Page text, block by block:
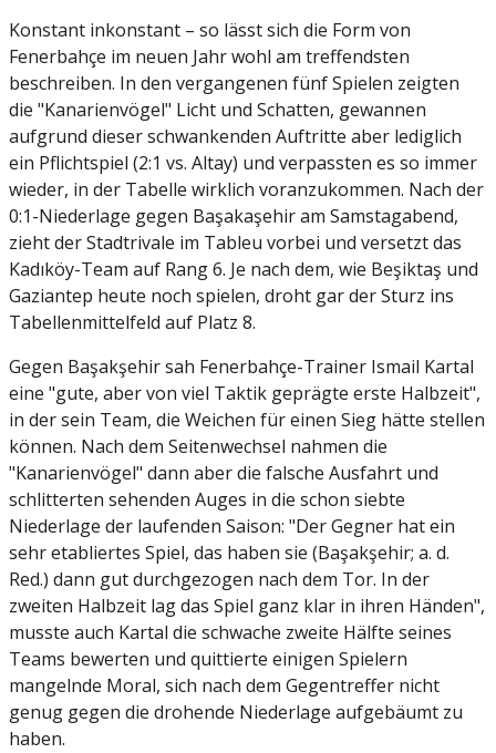
Konstant inkonstant – so lässt sich die Form von
Fenerbahçe im neuen Jahr wohl am treffendsten
beschreiben. In den vergangenen fünf Spielen zeigten
die "Kanarienvögel" Licht und Schatten, gewannen
aufgrund dieser schwankenden Auftritte aber lediglich
ein Pflichtspiel (2:1 vs. Altay) und verpassten es so immer
wieder, in der Tabelle wirklich voranzukommen. Nach der
0:1-Niederlage gegen Başakaşehir am Samstagabend,
zieht der Stadtrivale im Tableu vorbei und versetzt das
Kadıköy-Team auf Rang 6. Je nach dem, wie Beşiktaş und
Gaziantep heute noch spielen, droht gar der Sturz ins
Tabellenmittelfeld auf Platz 8.
Gegen Başakşehir sah Fenerbahçe-Trainer Ismail Kartal
eine "gute, aber von viel Taktik geprägte erste Halbzeit",
in der sein Team, die Weichen für einen Sieg hätte stellen
können. Nach dem Seitenwechsel nahmen die
"Kanarienvögel" dann aber die falsche Ausfahrt und
schlitterten sehenden Auges in die schon siebte
Niederlage der laufenden Saison: "Der Gegner hat ein
sehr etabliertes Spiel, das haben sie (Başakşehir; a. d.
Red.) dann gut durchgezogen nach dem Tor. In der
zweiten Halbzeit lag das Spiel ganz klar in ihren Händen",
musste auch Kartal die schwache zweite Hälfte seines
Teams bewerten und quittierte einigen Spielern
mangelnde Moral, sich nach dem Gegentreffer nicht
genug gegen die drohende Niederlage aufgebäumt zu
haben.